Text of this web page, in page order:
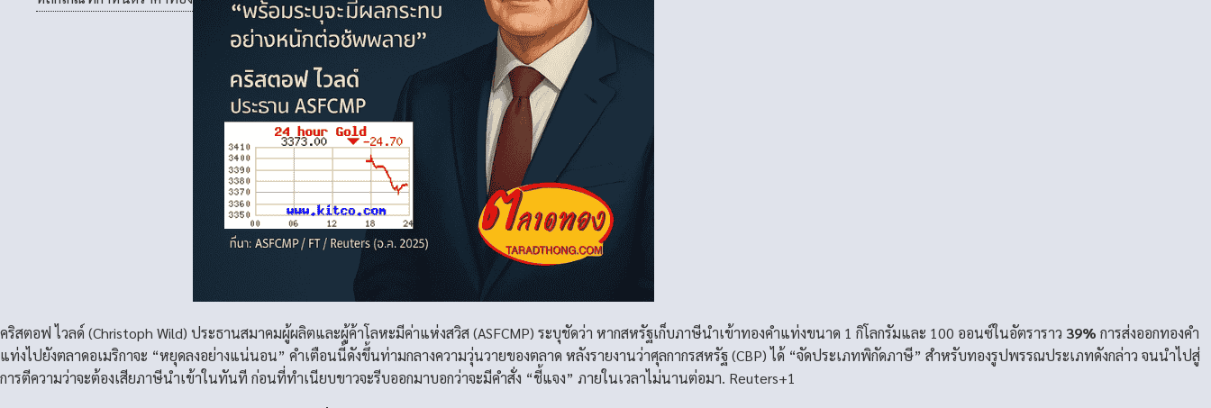
คริสตอฟ ไวลด์ (Christoph Wild) ประธานสมาคมผู้ผลิตและผู้ค้าโลหะมีค่าแห่งสวิส (ASFCMP) ระบุชัดว่า หากสหรัฐเก็บภาษีนำเข้าทองคำแท่งขนาด 1 กิโลกรัมและ 100 ออนซ์ในอัตราราว 39% การส่งออกทองคำ
แท่งไปยังตลาดอเมริกาจะ “หยุดลงอย่างแน่นอน” คำเตือนนี้ดังขึ้นท่ามกลางความวุ่นวายของตลาด หลังรายงานว่าศุลกากรสหรัฐ (CBP) ได้ “จัดประเภทพิกัดภาษี” สำหรับทองรูปพรรณประเภทดังกล่าว จนนำไปสู่
การตีความว่าจะต้องเสียภาษีนำเข้าในทันที ก่อนที่ทำเนียบขาวจะรีบออกมาบอกว่าจะมีคำสั่ง “ชี้แจง” ภายในเวลาไม่นานต่อมา. Reuters+1